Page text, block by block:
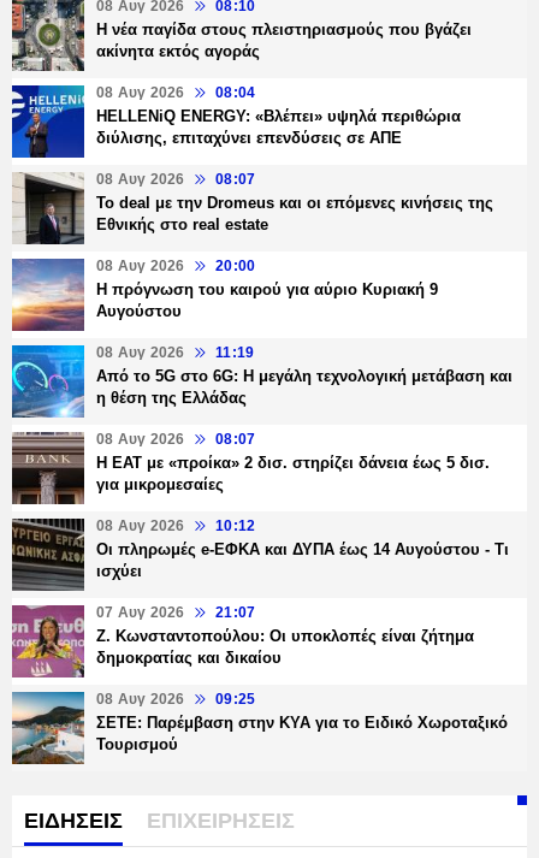
08 Αυγ 2026 08:10
Η νέα παγίδα στους πλειστηριασμούς που βγάζει
ακίνητα εκτός αγοράς
08 Αυγ 2026 08:04
HELLENiQ ENERGY: «Βλέπει» υψηλά περιθώρια
διύλισης, επιταχύνει επενδύσεις σε ΑΠΕ
08 Αυγ 2026 08:07
Το deal με την Dromeus και οι επόμενες κινήσεις της
Εθνικής στο real estate
08 Αυγ 2026 20:00
Η πρόγνωση του καιρού για αύριο Κυριακή 9
Αυγούστου
08 Αυγ 2026 11:19
Από το 5G στο 6G: Η μεγάλη τεχνολογική μετάβαση και
η θέση της Ελλάδας
08 Αυγ 2026 08:07
Η ΕΑΤ με «προίκα» 2 δισ. στηρίζει δάνεια έως 5 δισ.
για μικρομεσαίες
08 Αυγ 2026 10:12
Οι πληρωμές e-ΕΦΚΑ και ΔΥΠΑ έως 14 Αυγούστου - Τι
ισχύει
07 Αυγ 2026 21:07
Ζ. Κωνσταντοπούλου: Οι υποκλοπές είναι ζήτημα
δημοκρατίας και δικαίου
08 Αυγ 2026 09:25
ΣΕΤΕ: Παρέμβαση στην ΚΥΑ για το Ειδικό Χωροταξικό
Τουρισμού
ΕΙΔΗΣΕΙΣ ΕΠΙΧΕΙΡΗΣΕΙΣ